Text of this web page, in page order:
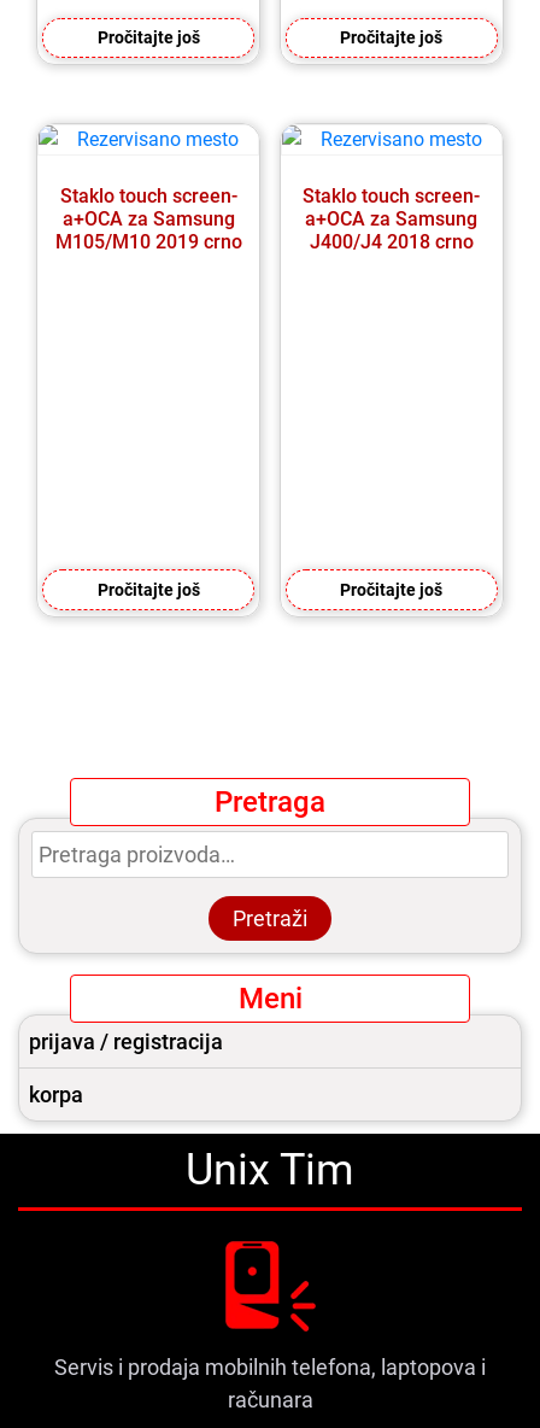
Pročitajte još Pročitajte još
Staklo touch screen-
a+OCA za Samsung
M105/M10 2019 crno
Pročitajte još
Staklo touch screen-
a+OCA za Samsung
J400/J4 2018 crno
Pročitajte još
Pretraga
Pretraga
za:
Pretraži
Meni
prijava / registracija
korpa
Unix Tim
Servis i prodaja mobilnih telefona, laptopova i
računara